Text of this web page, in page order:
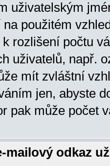
uživatelským
použitém
rozlišení počtu
uživatelů, např.
mít zvláštní
jen, abyste
pak může počet
mailový odkaz